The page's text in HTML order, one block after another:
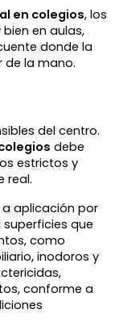
en colegios, los
en aulas,
donde la
de la mano.
del centro.
debe
estrictos y
real.
aplicación por
que
como
inodoros y
conforme a